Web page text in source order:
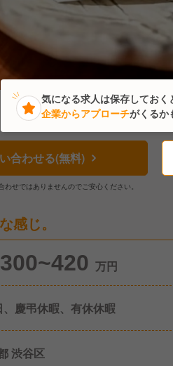
合わせる(無料)
せではありませんのでご安心ください。
感じ。
300~420 万円
、慶弔休暇、有休休暇
渋谷区
気になる求人は保存しておく
企業からアプローチがくるか